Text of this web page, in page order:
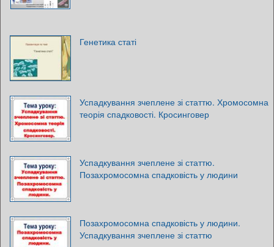
Генетика статі
Успадкування зчеплене зі статтю. Хромосомна
теорія спадковості. Кросинговер
Успадкування зчеплене зі статтю.
Позахромосомна спадковість у людини
Позахромосомна спадковість у людини.
Успадкування зчеплене зі статтю